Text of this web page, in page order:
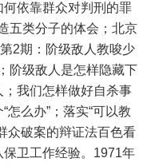
依靠群众对判刑的罪
五类分子的体会；北京
2期：阶级敌人教唆少
阶级敌人是怎样隐藏下
我们怎样做好自杀事
么办”；落实“可以教
众破案的辩证法百色看
卫工作经验。1971年